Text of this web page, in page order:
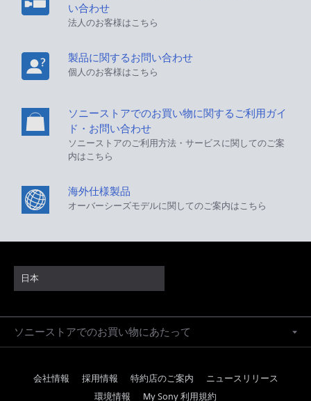
い合わせ
法人のお客様はこちら
製品に関するお問い合わせ
個人のお客様はこちら
ソニーストアでのお買い物に関するご利用ガイ
ド・お問い合わせ
ソニーストアのご利用方法・サービスに関してのご案
内はこちら
海外仕様製品
オーバーシーズモデルに関してのご案内はこちら
日本
ソニーストアでのお買い物にあたって
会社情報 採用情報 特約店のご案内
ニュースリリース
環境情報
My Sony 利用規約